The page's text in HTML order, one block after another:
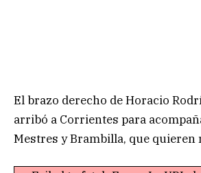
El brazo derecho de Horacio
arribó a Corrientes para
Mestres y Brambilla, que quieren